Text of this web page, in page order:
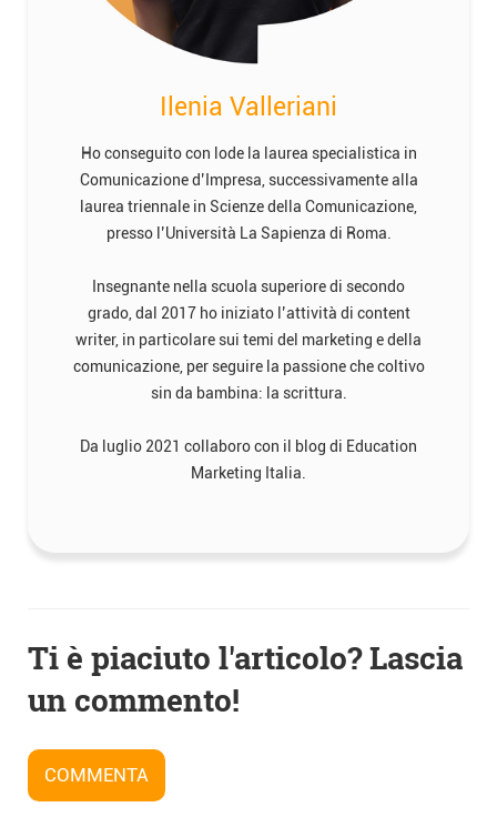
Ilenia Valleriani
Ho conseguito con lode la laurea specialistica in
Comunicazione d’Impresa, successivamente alla
laurea triennale in Scienze della Comunicazione,
presso l’Università La Sapienza di Roma.
Insegnante nella scuola superiore di secondo
grado, dal 2017 ho iniziato l’attività di content
writer, in particolare sui temi del marketing e della
comunicazione, per seguire la passione che coltivo
sin da bambina: la scrittura.
Da luglio 2021 collaboro con il blog di Education
Marketing Italia.
Navigazione
articoli
Ti è piaciuto l'articolo? Lascia
un commento!
COMMENTA